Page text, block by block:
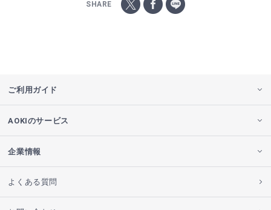
SHARE
ご利用ガイド
AOKIのサービス
企業情報
よくある質問